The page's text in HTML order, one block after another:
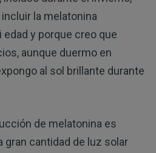
la melatonina
y porque creo que
aunque duermo en
al sol brillante durante
de melatonina es
gran cantidad de luz solar